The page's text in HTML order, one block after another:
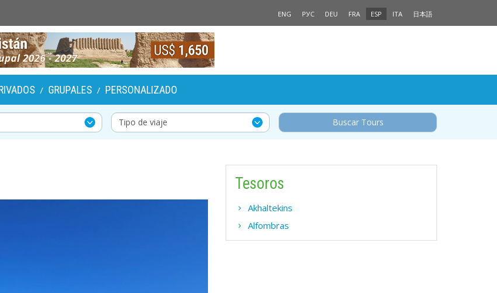
ENG РУС DEU FRA ESP ITA 日本語
/ GRUPALES / PERSONALIZADO
Buscar Tours
Tesoros
Akhaltekins
Alfombras